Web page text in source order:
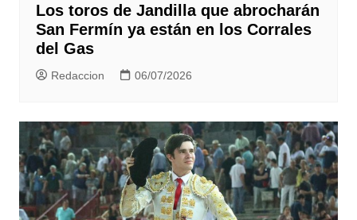
Los toros de Jandilla que abrocharán
San Fermín ya están en los Corrales
del Gas
Redaccion 06/07/2026